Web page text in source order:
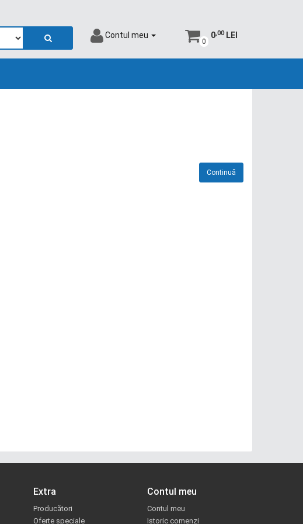
Contul meu
0
0,00LEI
Continuă
Extra
Producători
Oferte speciale
Contul meu
Contul meu
Istoric comenzi